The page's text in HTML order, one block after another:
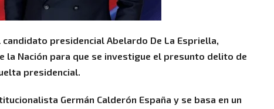
presidencial Abelardo De La Espriella,
la Nación para que se investigue el presunto delito de
presidencial.
Germán Calderón España y se basa en un